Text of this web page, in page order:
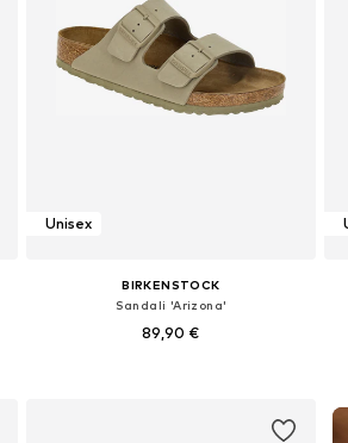
Unisex
BIRKENSTOCK
Sandali 'Arizona'
89,90 €